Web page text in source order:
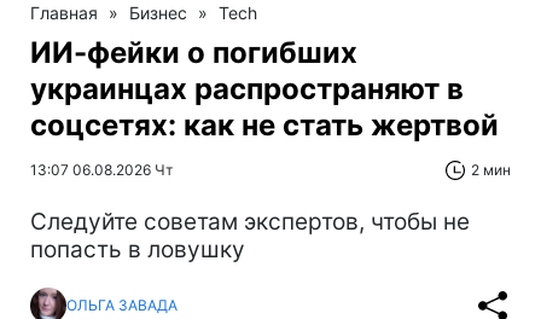
Главная » Бизнес » Tech
ИИ-фейки о погибших
украинцах распространяют в
соцсетях: как не стать жертвой
13:07 06.08.2026 Чт 2 мин
Следуйте советам экспертов, чтобы не
попасть в ловушку
ОЛЬГА ЗАВАДА